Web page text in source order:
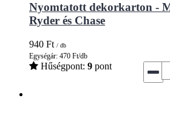
Nyomtatott dekorkarton -
Ryder és Chase
940 Ft / db
Egységár: 470 Ft/db
Hűségpont: 9 pont